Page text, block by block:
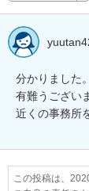
分かりました。
有難うござい
近くの事務所
この投稿は、